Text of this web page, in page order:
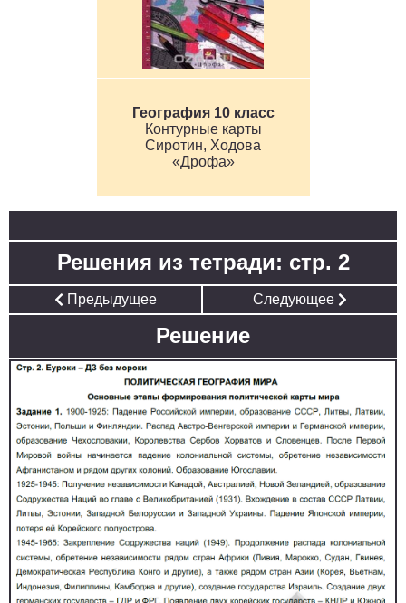
География 10 класс
Контурные карты
Сиротин, Ходова
«Дрофа»
Решения из тетради: стр. 2
Предыдущее Следующее
Решение